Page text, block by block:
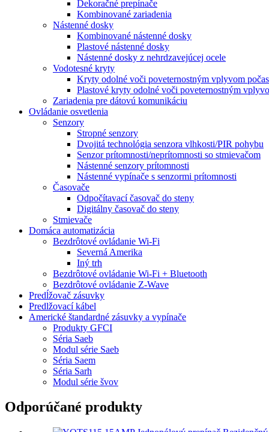
Dekoračné prepínače
Kombinované zariadenia
Nástenné dosky
Kombinované nástenné dosky
Plastové nástenné dosky
Nástenné dosky z nehrdzavejúcej ocele
Vodotesné kryty
Kryty odolné voči poveternostným vplyvom
Plastové kryty odolné voči poveternostným
Zariadenia pre dátovú komunikáciu
Ovládanie osvetlenia
Senzory
Stropné senzory
Dvojitá technológia senzora vlhkosti/PIR pohybu
Senzor prítomnosti/neprítomnosti so stmievačom
Nástenné senzory prítomnosti
Nástenné vypínače s senzormi prítomnosti
Časovače
Odpočítavací časovač do steny
Digitálny časovač do steny
Stmievače
Domáca automatizácia
Bezdrôtové ovládanie Wi-Fi
Severná Amerika
Iný trh
Bezdrôtové ovládanie Wi-Fi + Bluetooth
Bezdrôtové ovládanie Z-Wave
Predĺžovač zásuvky
Predlžovací kábel
Americké štandardné zásuvky a vypínače
Produkty GFCI
Séria Saeb
Modul série Saeb
Séria Saem
Séria Sarh
Modul série švov
Odporúčané produkty